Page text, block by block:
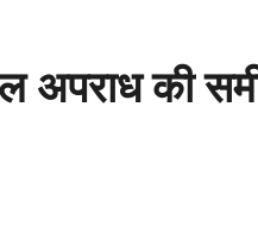
अपराध की